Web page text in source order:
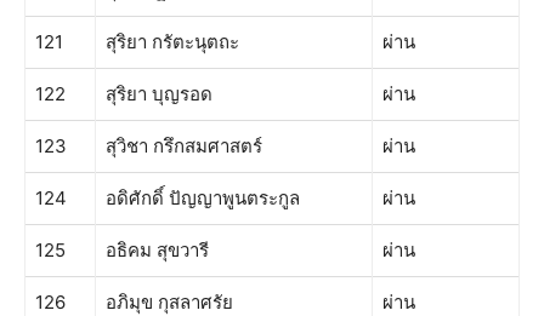
121 สุริยา กรัตะนุตถะ ผ่าน
122 สุริยา บุญรอด ผ่าน
123 สุวิชา กรึกสมศาสตร์ ผ่าน
124 อดิศักดิ์ ปัญญาพูนตระกูล ผ่าน
125 อธิคม สุขวารี ผ่าน
126 อภิมุข กุสลาศรัย ผ่าน